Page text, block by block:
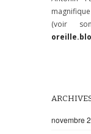
(voir
novembre